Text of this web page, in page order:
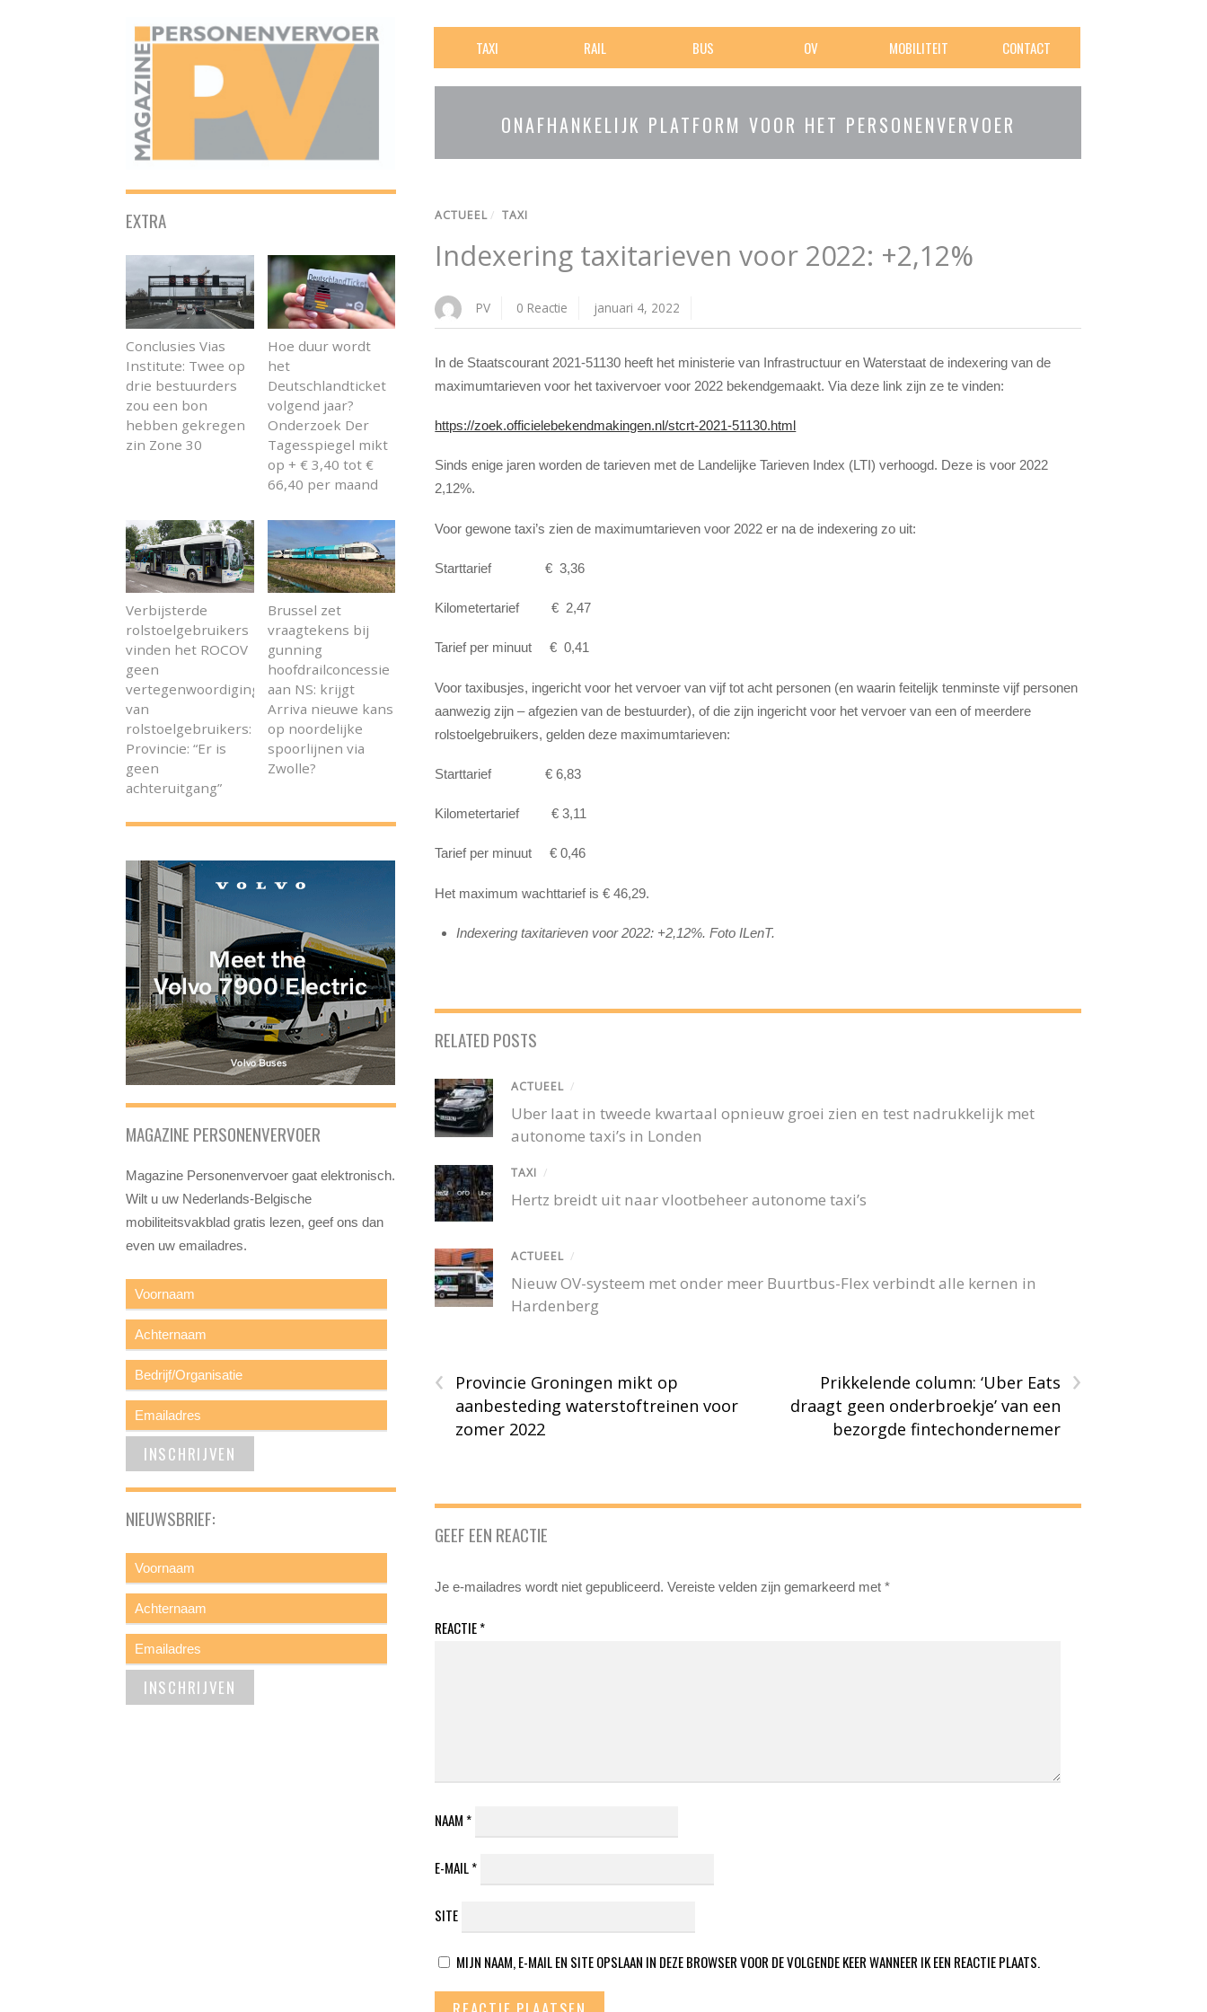
TAXI RAIL BUS OV MOBILITEIT CONTACT
ONAFHANKELIJK PLATFORM VOOR HET PERSONENVERVOER
ACTUEEL/ TAXI
Indexering taxitarieven voor 2022: +2,12%
PV 0 Reactie januari 4, 2022
In de Staatscourant 2021-51130 heeft het ministerie van Infrastructuur en Waterstaat de indexering van de
maximumtarieven voor het taxivervoer voor 2022 bekendgemaakt. Via deze link zijn ze te vinden:
https://zoek.officielebekendmakingen.nl/stcrt-2021-51130.html
Sinds enige jaren worden de tarieven met de Landelijke Tarieven Index (LTI) verhoogd. Deze is voor 2022
2,12%.
Voor gewone taxi’s zien de maximumtarieven voor 2022 er na de indexering zo uit:
Starttarief € 3,36
Kilometertarief € 2,47
Tarief per minuut € 0,41
Voor taxibusjes, ingericht voor het vervoer van vijf tot acht personen (en waarin feitelijk tenminste vijf personen
aanwezig zijn – afgezien van de bestuurder), of die zijn ingericht voor het vervoer van een of meerdere
rolstoelgebruikers, gelden deze maximumtarieven:
Starttarief € 6,83
Kilometertarief € 3,11
Tarief per minuut € 0,46
Het maximum wachttarief is € 46,29.
Indexering taxitarieven voor 2022: +2,12%. Foto ILenT.
RELATED POSTS
ACTUEEL /
Uber laat in tweede kwartaal opnieuw groei zien en test nadrukkelijk met
autonome taxi’s in Londen
TAXI /
Hertz breidt uit naar vlootbeheer autonome taxi’s
ACTUEEL /
Nieuw OV-systeem met onder meer Buurtbus-Flex verbindt alle kernen in
Hardenberg
‹
Provincie Groningen mikt op
aanbesteding waterstoftreinen voor
zomer 2022
›
Prikkelende column: ‘Uber Eats
draagt geen onderbroekje’ van een
bezorgde fintechondernemer
GEEF EEN REACTIE
Je e-mailadres wordt niet gepubliceerd. Vereiste velden zijn gemarkeerd met*
REACTIE*
NAAM *
E-MAIL*
SITE
MIJN NAAM, E-MAIL EN SITE OPSLAAN IN DEZE BROWSER VOOR DE VOLGENDE KEER WANNEER IK EEN REACTIE PLAATS.
EXTRA
Conclusies Vias
Institute: Twee op
drie bestuurders
zou een bon
hebben gekregen
zin Zone 30
Hoe duur wordt
het
Deutschlandticket
volgend jaar?
Onderzoek Der
Tagesspiegel mikt
op + € 3,40 tot €
66,40 per maand
Verbijsterde
rolstoelgebruikers
vinden het ROCOV
geen
vertegenwoordiging
van
rolstoelgebruikers:
Provincie: “Er is
geen
achteruitgang”
Brussel zet
vraagtekens bij
gunning
hoofdrailconcessie
aan NS: krijgt
Arriva nieuwe kans
op noordelijke
spoorlijnen via
Zwolle?
MAGAZINE PERSONENVERVOER
Magazine Personenvervoer gaat elektronisch.
Wilt u uw Nederlands-Belgische
mobiliteitsvakblad gratis lezen, geef ons dan
even uw emailadres.
NIEUWSBRIEF: